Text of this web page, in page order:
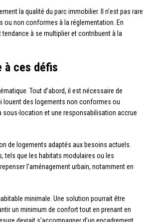
la qualité du parc immobilier. Il n’est pas rare
ou non conformes à la réglementation. En
à se multiplier et contribuent à la
à ces défis
Tout d’abord, il est nécessaire de
louent des logements non conformes ou
sous-location et une responsabilisation accrue
de logements adaptés aux besoins actuels.
tels que les habitats modulaires ou les
l’aménagement urbain, notamment en
minimale. Une solution pourrait être
un minimum de confort tout en prenant en